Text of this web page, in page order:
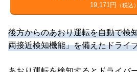
19,171円 （税込）
後方からのあおり運転を自動で検
両接近検知機能」を備えたドライ